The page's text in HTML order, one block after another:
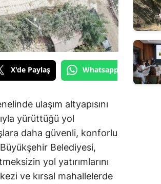
X'de Paylaş Whatsapp'tan Gönder
ulaşım altyapısını
yürüttüğü yol
daha güvenli, konforlu
Belediyesi,
yol yatırımlarını
ve kırsal mahallelerde